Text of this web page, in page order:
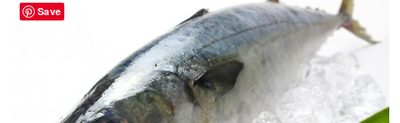
Save